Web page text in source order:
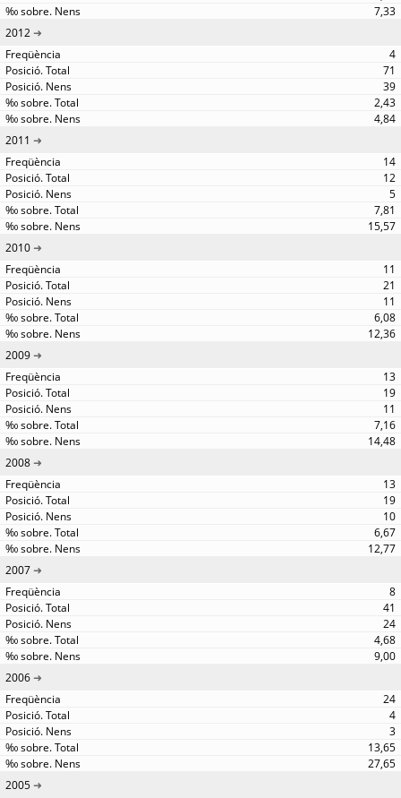
7,33
2012
4
71
39
2,43
4,84
2011
14
12
5
7,81
15,57
2010
11
21
11
6,08
12,36
2009
13
19
11
7,16
14,48
2008
13
19
10
6,67
12,77
2007
8
41
24
4,68
9,00
2006
24
4
3
13,65
27,65
2005